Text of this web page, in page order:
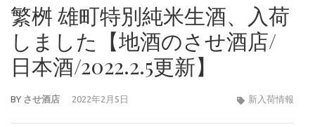
繁桝 雄町特別純米生酒、入荷
しました【地酒のさせ酒店/
日本酒/2022.2.5更新】
BY させ酒店 2022年2月5日 新入荷情報